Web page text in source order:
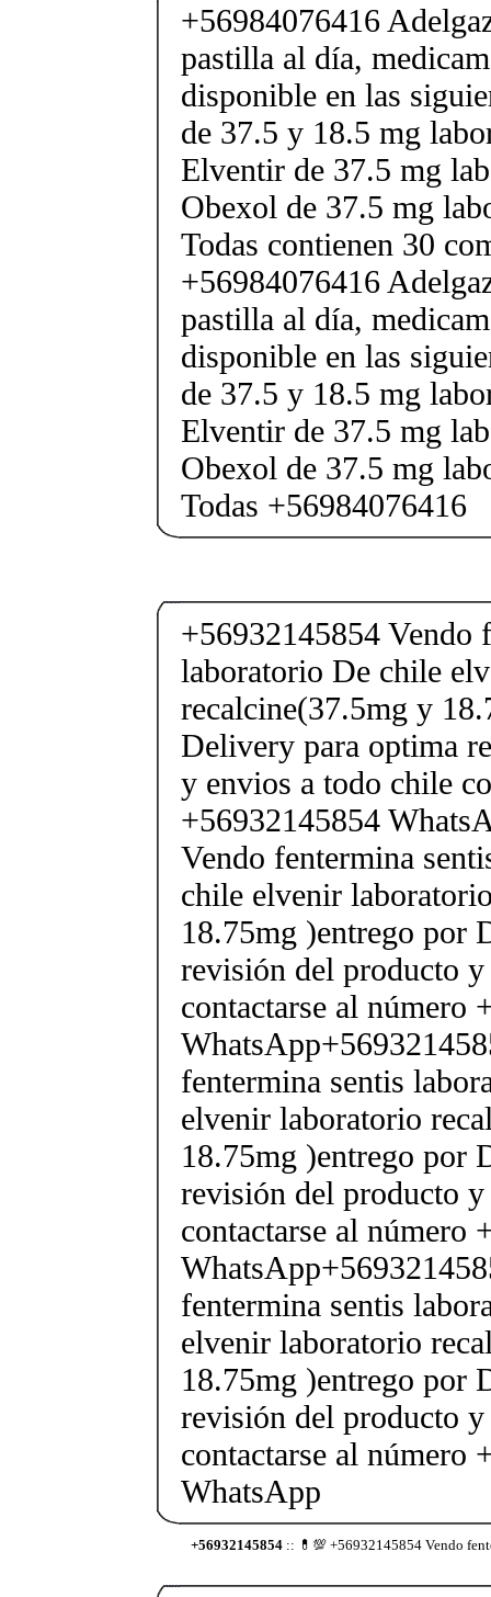
+56984076416
pastilla al día,
disponible en las
de 37.5 y 18.5 mg
Elventir de 37.5 mg
Obexol de 37.5 mg
Todas contienen 30
+56984076416
pastilla al día,
disponible en las
de 37.5 y 18.5 mg
Elventir de 37.5 mg
Obexol de 37.5 mg
Todas +56984076416
+56932145854 Vendo
laboratorio De chile
recalcine(37.5mg y
Delivery para optima
y envios a todo chile
+56932145854
Vendo fentermina
chile elvenir
18.75mg )entrego por
revisión del producto
contactarse al número
fentermina sentis
elvenir laboratorio
18.75mg )entrego por
revisión del producto
contactarse al número
fentermina sentis
elvenir laboratorio
18.75mg )entrego por
revisión del producto
contactarse al número
WhatsApp
+56932145854 :: 💊💯 +56932145854 Vendo